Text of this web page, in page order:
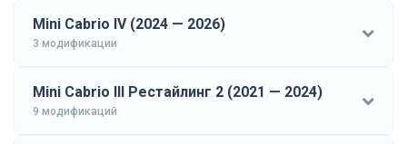
Mini Cabrio IV (2024 — 2026)
3 модификации
Mini Cabrio III Рестайлинг 2 (2021 — 2024)
9 модификаций